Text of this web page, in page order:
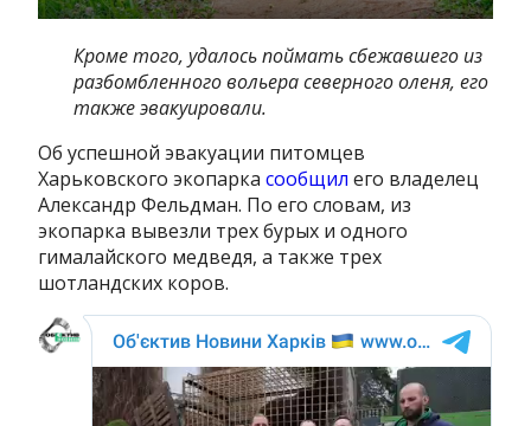
Кроме того, удалось поймать сбежавшего из
разбомбленного вольера северного оленя, его
также эвакуировали.
Об успешной эвакуации питомцев
Харьковского экопаркасообщил его владелец
Александр Фельдман. По его словам, из
экопарка вывезли трех бурых и одного
гималайского медведя, а также трех
шотландских коров.